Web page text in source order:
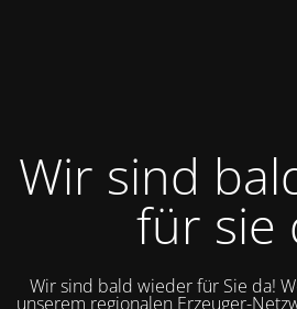
Wir sind
für sie
Wir sind bald wieder für Sie da!
unserem regionalen Erzeuger-